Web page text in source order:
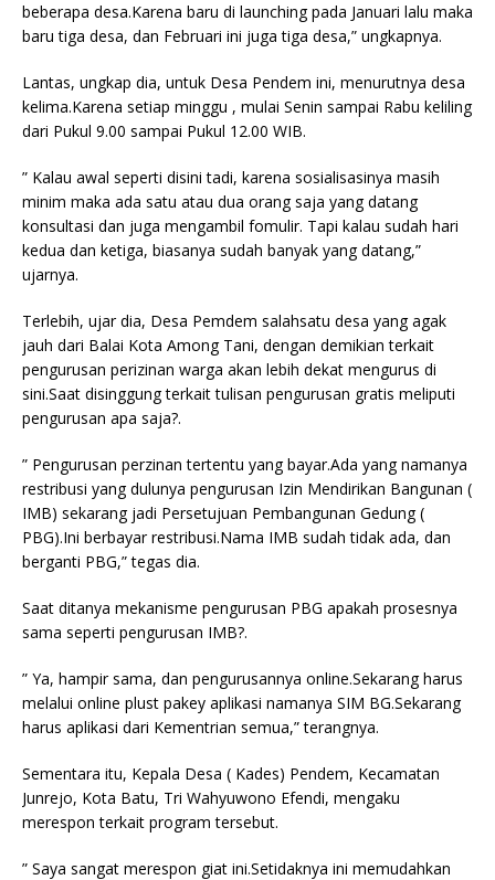
beberapa desa.Karena baru di launching pada Januari lalu maka
baru tiga desa, dan Februari ini juga tiga desa,” ungkapnya.
Lantas, ungkap dia, untuk Desa Pendem ini, menurutnya desa
kelima.Karena setiap minggu , mulai Senin sampai Rabu keliling
dari Pukul 9.00 sampai Pukul 12.00 WIB.
” Kalau awal seperti disini tadi, karena sosialisasinya masih
minim maka ada satu atau dua orang saja yang datang
konsultasi dan juga mengambil fomulir. Tapi kalau sudah hari
kedua dan ketiga, biasanya sudah banyak yang datang,”
ujarnya.
Terlebih, ujar dia, Desa Pemdem salahsatu desa yang agak
jauh dari Balai Kota Among Tani, dengan demikian terkait
pengurusan perizinan warga akan lebih dekat mengurus di
sini.Saat disinggung terkait tulisan pengurusan gratis meliputi
pengurusan apa saja?.
” Pengurusan perzinan tertentu yang bayar.Ada yang namanya
restribusi yang dulunya pengurusan Izin Mendirikan Bangunan (
IMB) sekarang jadi Persetujuan Pembangunan Gedung (
PBG).Ini berbayar restribusi.Nama IMB sudah tidak ada, dan
berganti PBG,” tegas dia.
Saat ditanya mekanisme pengurusan PBG apakah prosesnya
sama seperti pengurusan IMB?.
” Ya, hampir sama, dan pengurusannya online.Sekarang harus
melalui online plust pakey aplikasi namanya SIM BG.Sekarang
harus aplikasi dari Kementrian semua,” terangnya.
Sementara itu, Kepala Desa ( Kades) Pendem, Kecamatan
Junrejo, Kota Batu, Tri Wahyuwono Efendi, mengaku
merespon terkait program tersebut.
” Saya sangat merespon giat ini.Setidaknya ini memudahkan